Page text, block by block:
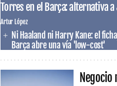
Torres en el Barça: alternativa a
Artur López
Ni Haaland ni Harry Kane: el
Barça abre una vía 'low-cost'
Negocio